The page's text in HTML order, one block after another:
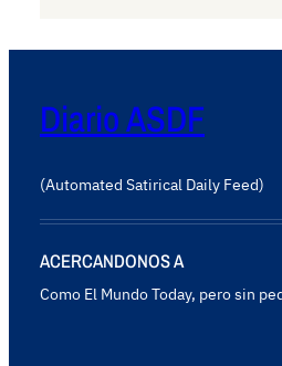
Diario ASDF
(Automated Satirical Daily Feed)
ACERCANDONOS A
Como El Mundo Today, pero sin